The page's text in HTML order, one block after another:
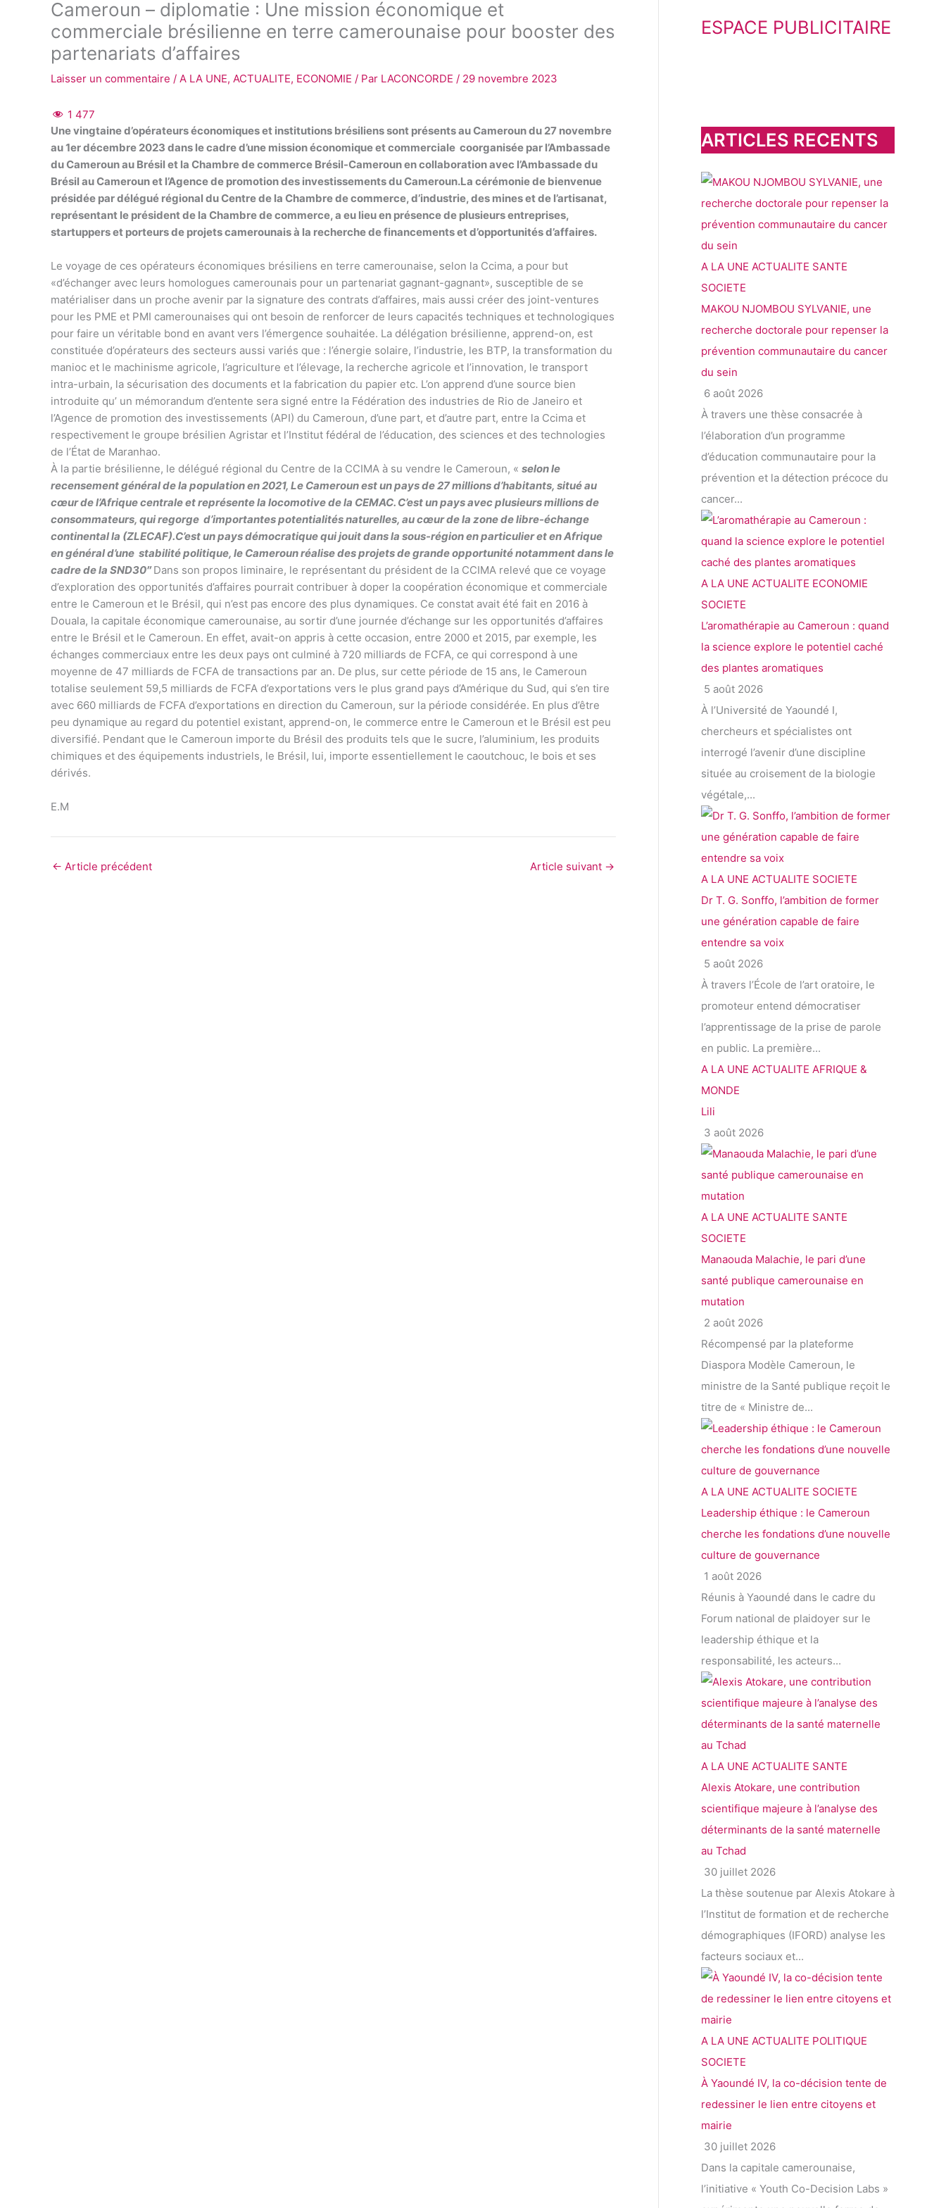
Cameroun – diplomatie : Une mission économique et
commerciale brésilienne en terre camerounaise pour booster des
partenariats d’affaires
Laisser un commentaire / A LA UNE, ACTUALITE, ECONOMIE / Par LACONCORDE / 29 novembre 2023
1 477
Une vingtaine d’opérateurs économiques et institutions brésiliens sont présents au Cameroun du 27 novembre
au 1er décembre 2023 dans le cadre d’une mission économique et commerciale coorganisée par l’Ambassade
du Cameroun au Brésil et la Chambre de commerce Brésil-Cameroun en collaboration avec l’Ambassade du
Brésil au Cameroun et l’Agence de promotion des investissements du Cameroun.La cérémonie de bienvenue
présidée par délégué régional du Centre de la Chambre de commerce, d’industrie, des mines et de l’artisanat,
représentant le président de la Chambre de commerce, a eu lieu en présence de plusieurs entreprises,
startuppers et porteurs de projets camerounais à la recherche de financements et d’opportunités d’affaires.
Le voyage de ces opérateurs économiques brésiliens en terre camerounaise, selon la Ccima, a pour but
«d’échanger avec leurs homologues camerounais pour un partenariat gagnant-gagnant», susceptible de se
matérialiser dans un proche avenir par la signature des contrats d’affaires, mais aussi créer des joint-ventures
pour les PME et PMI camerounaises qui ont besoin de renforcer de leurs capacités techniques et technologiques
pour faire un véritable bond en avant vers l’émergence souhaitée. La délégation brésilienne, apprend-on, est
constituée d’opérateurs des secteurs aussi variés que : l’énergie solaire, l’industrie, les BTP, la transformation du
manioc et le machinisme agricole, l’agriculture et l’élevage, la recherche agricole et l’innovation, le transport
intra-urbain, la sécurisation des documents et la fabrication du papier etc. L’on apprend d’une source bien
introduite qu’ un mémorandum d’entente sera signé entre la Fédération des industries de Rio de Janeiro et
l’Agence de promotion des investissements (API) du Cameroun, d’une part, et d’autre part, entre la Ccima et
respectivement le groupe brésilien Agristar et l’Institut fédéral de l’éducation, des sciences et des technologies
de l’État de Maranhao.
À la partie brésilienne, le délégué régional du Centre de la CCIMA à su vendre le Cameroun, « selon le
recensement général de la population en 2021, Le Cameroun est un pays de 27 millions d’habitants, situé au
cœur de l’Afrique centrale et représente la locomotive de la CEMAC. C’est un pays avec plusieurs millions de
consommateurs, qui regorge d’importantes potentialités naturelles, au cœur de la zone de libre-échange
continental la (ZLECAF).C’est un pays démocratique qui jouit dans la sous-région en particulier et en Afrique
en général d’une stabilité politique, le Cameroun réalise des projets de grande opportunité notamment dans le
cadre de la SND30″ Dans son propos liminaire, le représentant du président de la CCIMA relevé que ce voyage
d’exploration des opportunités d’affaires pourrait contribuer à doper la coopération économique et commerciale
entre le Cameroun et le Brésil, qui n’est pas encore des plus dynamiques. Ce constat avait été fait en 2016 à
Douala, la capitale économique camerounaise, au sortir d’une journée d’échange sur les opportunités d’affaires
entre le Brésil et le Cameroun. En effet, avait-on appris à cette occasion, entre 2000 et 2015, par exemple, les
échanges commerciaux entre les deux pays ont culminé à 720 milliards de FCFA, ce qui correspond à une
moyenne de 47 milliards de FCFA de transactions par an. De plus, sur cette période de 15 ans, le Cameroun
totalise seulement 59,5 milliards de FCFA d’exportations vers le plus grand pays d’Amérique du Sud, qui s’en tire
avec 660 milliards de FCFA d’exportations en direction du Cameroun, sur la période considérée. En plus d’être
peu dynamique au regard du potentiel existant, apprend-on, le commerce entre le Cameroun et le Brésil est peu
diversifié. Pendant que le Cameroun importe du Brésil des produits tels que le sucre, l’aluminium, les produits
chimiques et des équipements industriels, le Brésil, lui, importe essentiellement le caoutchouc, le bois et ses
dérivés.
E.M
← Article précédent Article suivant →
c
h
e
r
ESPACE PUBLICITAIRE
ARTICLES RECENTS
A LA UNE ACTUALITE SANTE
SOCIETE
MAKOU NJOMBOU SYLVANIE, une
recherche doctorale pour repenser la
prévention communautaire du cancer
du sein
6 août 2026
À travers une thèse consacrée à
l’élaboration d’un programme
d’éducation communautaire pour la
prévention et la détection précoce du
cancer...
A LA UNE ACTUALITE ECONOMIE
SOCIETE
L’aromathérapie au Cameroun : quand
la science explore le potentiel caché
des plantes aromatiques
5 août 2026
À l’Université de Yaoundé I,
chercheurs et spécialistes ont
interrogé l’avenir d’une discipline
située au croisement de la biologie
végétale,...
A LA UNE ACTUALITE SOCIETE
Dr T. G. Sonffo, l’ambition de former
une génération capable de faire
entendre sa voix
5 août 2026
À travers l’École de l’art oratoire, le
promoteur entend démocratiser
l’apprentissage de la prise de parole
en public. La première...
A LA UNE ACTUALITE AFRIQUE &
MONDE
Lili
3 août 2026
A LA UNE ACTUALITE SANTE
SOCIETE
Manaouda Malachie, le pari d’une
santé publique camerounaise en
mutation
2 août 2026
Récompensé par la plateforme
Diaspora Modèle Cameroun, le
ministre de la Santé publique reçoit le
titre de « Ministre de...
A LA UNE ACTUALITE SOCIETE
Leadership éthique : le Cameroun
cherche les fondations d’une nouvelle
culture de gouvernance
1 août 2026
Réunis à Yaoundé dans le cadre du
Forum national de plaidoyer sur le
leadership éthique et la
responsabilité, les acteurs...
A LA UNE ACTUALITE SANTE
Alexis Atokare, une contribution
scientifique majeure à l’analyse des
déterminants de la santé maternelle
au Tchad
30 juillet 2026
La thèse soutenue par Alexis Atokare à
l’Institut de formation et de recherche
démographiques (IFORD) analyse les
facteurs sociaux et...
A LA UNE ACTUALITE POLITIQUE
SOCIETE
À Yaoundé IV, la co-décision tente de
redessiner le lien entre citoyens et
mairie
30 juillet 2026
Dans la capitale camerounaise,
l’initiative « Youth Co-Decision Labs »